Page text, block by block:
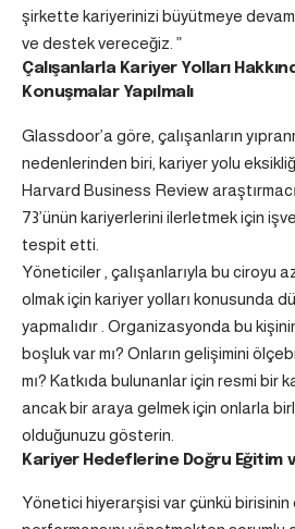
şirkette kariyerinizi büyütmeye
ve destek vereceğiz. ”
Çalışanlarla Kariyer Yolları
Konuşmalar Yapılmalı
Glassdoor’a göre, çalışanların
nedenlerinden biri, kariyer yolu
Harvard Business Review
73’ünün kariyerlerini ilerletmek için
tespit etti.
Yöneticiler , çalışanlarıyla bu ciroyu
olmak için kariyer yolları konusunda
yapmalıdır . Organizasyonda bu
boşluk var mı? Onların gelişimini
mı? Katkıda bulunanlar için resmi bir
ancak bir araya gelmek için onlarla
olduğunuzu gösterin.
Kariyer Hedeflerine Doğru Eğitim
Yönetici hiyerarşisi var çünkü birisinin